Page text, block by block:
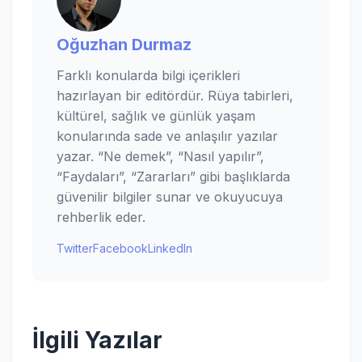
Oğuzhan Durmaz
Farklı konularda bilgi içerikleri
hazırlayan bir editördür. Rüya tabirleri,
kültürel, sağlık ve günlük yaşam
konularında sade ve anlaşılır yazılar
yazar. “Ne demek”, “Nasıl yapılır”,
“Faydaları”, “Zararları” gibi başlıklarda
güvenilir bilgiler sunar ve okuyucuya
rehberlik eder.
TwitterFacebookLinkedIn
İlgili Yazılar